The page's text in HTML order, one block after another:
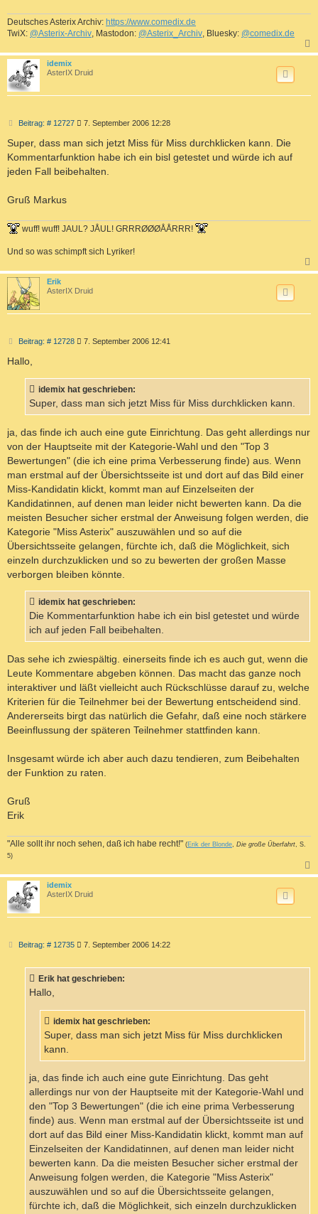
Deutsches Asterix Archiv: https://www.comedix.de
TwiX: @Asterix-Archiv , Mastodon: @Asterix_Archiv , Bluesky: @comedix.de
a
idemix
AsterIX Druid
Beitrag: # 12727B
i
r
a
g
7. September 2006 12:28
Super, dass man sich jetzt Miss für Miss durchklicken kann. Die
Kommentarfunktion habe ich ein bisl getestet und würde ich auf
jeden Fall beibehalten.
Gruß Markus
wuff! wuff! JAUL? JÅUL! GRRRØØØÅÅRRR!
Und so was schimpft sich Lyriker!
a
Erik
AsterIX Druid
Beitrag: # 12728B
r
a
7. September 2006 12:41
Hallo,
idemix hat geschrieben:
Super, dass man sich jetzt Miss für Miss durchklicken kann.
ja, das finde ich auch eine gute Einrichtung. Das geht allerdings nur
von der Hauptseite mit der Kategorie-Wahl und den "Top 3
Bewertungen" (die ich eine prima Verbesserung finde) aus. Wenn
man erstmal auf der Übersichtsseite ist und dort auf das Bild einer
Miss-Kandidatin klickt, kommt man auf Einzelseiten der
Kandidatinnen, auf denen man leider nicht bewerten kann. Da die
meisten Besucher sicher erstmal der Anweisung folgen werden, die
Kategorie "Miss Asterix" auszuwählen und so auf die
Übersichtsseite gelangen, fürchte ich, daß die Möglichkeit, sich
einzeln durchzuklicken und so zu bewerten der großen Masse
verborgen bleiben könnte.
idemix hat geschrieben:
Die Kommentarfunktion habe ich ein bisl getestet und würde
ich auf jeden Fall beibehalten.
Das sehe ich zwiespältig. einerseits finde ich es auch gut, wenn die
Leute Kommentare abgeben können. Das macht das ganze noch
interaktiver und läßt vielleicht auch Rückschlüsse darauf zu, welche
Kriterien für die Teilnehmer bei der Bewertung entscheidend sind.
Andererseits birgt das natürlich die Gefahr, daß eine noch stärkere
Beeinflussung der späteren Teilnehmer stattfinden kann.
Insgesamt würde ich aber auch dazu tendieren, zum Beibehalten
der Funktion zu raten.
Gruß
Erik
"Alle sollt ihr noch sehen, daß ich habe recht!" (Erik der Blonde, Die große Überfahrt, S.
5)
a
idemix
AsterIX Druid
Beitrag: # 12735B
r
7. September 2006 14:22
Erik hat geschrieben:
Hallo,
idemix hat geschrieben:
Super, dass man sich jetzt Miss für Miss durchklicken
kann.
ja, das finde ich auch eine gute Einrichtung. Das geht
allerdings nur von der Hauptseite mit der Kategorie-Wahl und
den "Top 3 Bewertungen" (die ich eine prima Verbesserung
finde) aus. Wenn man erstmal auf der Übersichtsseite ist und
dort auf das Bild einer Miss-Kandidatin klickt, kommt man auf
Einzelseiten der Kandidatinnen, auf denen man leider nicht
bewerten kann. Da die meisten Besucher sicher erstmal der
Anweisung folgen werden, die Kategorie "Miss Asterix"
auszuwählen und so auf die Übersichtsseite gelangen,
fürchte ich, daß die Möglichkeit, sich einzeln durchzuklicken